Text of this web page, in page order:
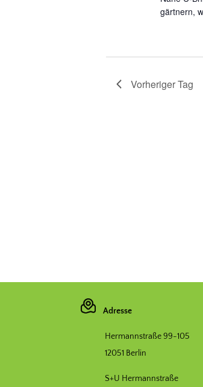
gärtnern,
Vorheriger Tag
Adresse
Hermannstraße 99-105
12051 Berlin
S+U Hermannstraße